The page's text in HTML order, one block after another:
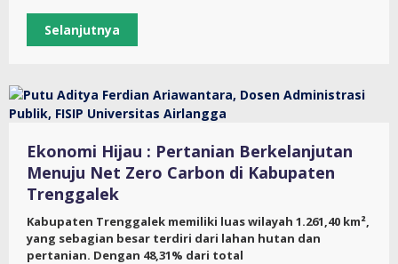
Selanjutnya
Ekonomi Hijau : Pertanian Berkelanjutan
Menuju Net Zero Carbon di Kabupaten
Trenggalek
Kabupaten Trenggalek memiliki luas wilayah 1.261,40 km²,
yang sebagian besar terdiri dari lahan hutan dan
pertanian. Dengan 48,31% dari total